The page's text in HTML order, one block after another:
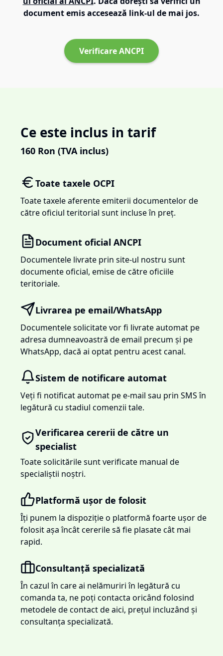
document emis accesează link-ul de mai jos.
Verificare ANCPI
Ce este inclus in tarif
160 Ron (TVA inclus)
Toate taxele OCPI
Toate taxele aferente emiterii documentelor de
către oficiul teritorial sunt incluse în preț.
Document oficial ANCPI
Documentele livrate prin site-ul nostru sunt
documente oficial, emise de către oficiile
teritoriale.
Livrarea pe email/WhatsApp
Documentele solicitate vor fi livrate automat pe
adresa dumneavoastră de email precum și pe
WhatsApp, dacă ai optat pentru acest canal.
Sistem de notificare automat
Veți fi notificat automat pe e-mail sau prin SMS în
legătură cu stadiul comenzii tale.
Verificarea cererii de către un
specialist
Toate solicitările sunt verificate manual de
specialiștii noștri.
Platformă ușor de folosit
Îți punem la dispoziție o platformă foarte ușor de
folosit așa încât cererile să fie plasate cât mai
rapid.
Consultanță specializată
În cazul în care ai nelămuriri în legătură cu
comanda ta, ne poți contacta oricând folosind
metodele de contact de aici, prețul incluzând și
consultanța specializată.